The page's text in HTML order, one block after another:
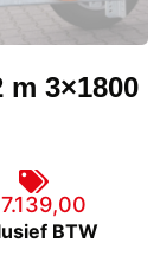
3×1800
BTW